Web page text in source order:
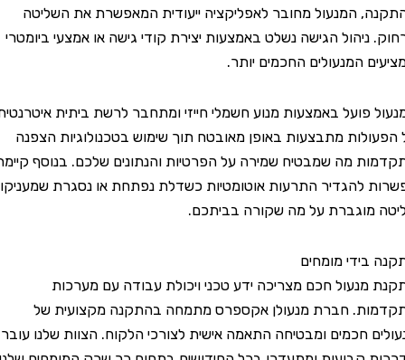
המנעול מחובר לאפליקציה ייעודית המאפשרת את השליטה
הגישה נשלט באמצעות יצירת קודי גישה או אמצעי ביומטרי
המנעולים החכמים יותר.
באמצעות מנוע חשמלי חייזי ומתחבר לרשת ביתית איטרנטית.
מתבצעות באופן מאובטח תוך שימוש בטכנולוגיות הצפנה
מה שמבטיח שמירה על הפרטיות והנתונים שלכם. בנוסף קיימת
להגדיר התרעות אוטומטיות כשדלת נפתחת או נסגרת שמעניקות
על מה שקורה בביתכם.
מומחים
חכם מצריכה ידע טכני ויכולת עבודה עם מערכות
חברת מנעולן אקספרס מתמחה בהתקנה מקצועית של
חכמים ומבטיחה התאמה אישית לצורכי הלקוח. הצוות שלנו עובר